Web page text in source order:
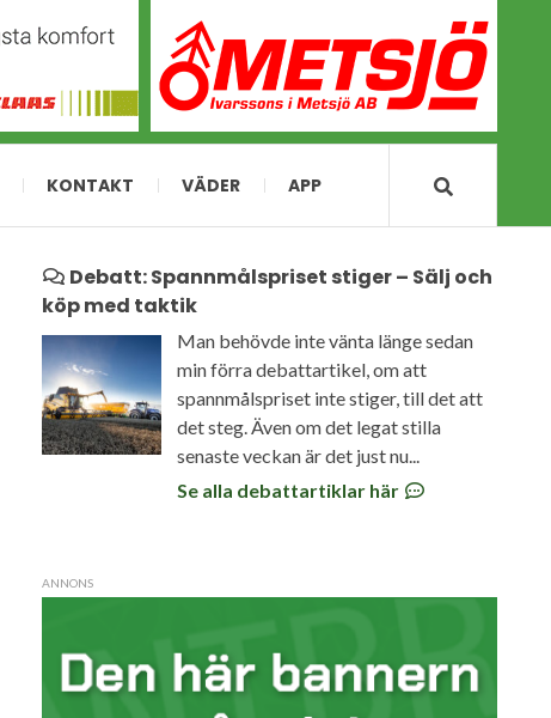
KONTAKT VÄDER APP
Debatt: Spannmålspriset stiger – Sälj och
köp med taktik
Man behövde inte vänta länge sedan
min förra debattartikel, om att
spannmålspriset inte stiger, till det att
det steg. Även om det legat stilla
senaste veckan är det just nu...
Se alla debattartiklar här
ANNONS